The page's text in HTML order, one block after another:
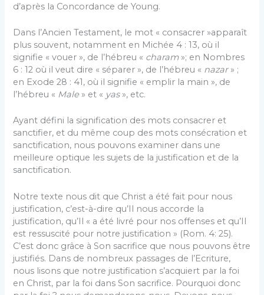
d’après la Concordance de Young.
Dans l’Ancien Testament, le mot « consacrer »apparaît
plus souvent, notamment en Michée 4 : 13, où il
signifie « vouer », de l’hébreu « charam»; en Nombres
6 : 12 où il veut dire « séparer », de l’hébreu « nazar» ;
en Exode 28 : 41, où il signifie « emplir la main », de
l’hébreu « Male» et « yas», etc.
Ayant défini la signification des mots consacrer et
sanctifier, et du même coup des mots consécration et
sanctification, nous pouvons examiner dans une
meilleure optique les sujets de la justification et de la
sanctification.
Notre texte nous dit que Christ a été fait pour nous
justification, c’est-à-dire qu’Il nous accorde la
justification, qu’Il « a été livré pour nos offenses et qu’Il
est ressuscité pour notre justification » (Rom. 4: 25).
C’est donc grâce à Son sacrifice que nous pouvons être
justifiés. Dans de nombreux passages de l’Ecriture,
nous lisons que notre justification s’acquiert par la foi
en Christ, par la foi dans Son sacrifice. Pourquoi donc